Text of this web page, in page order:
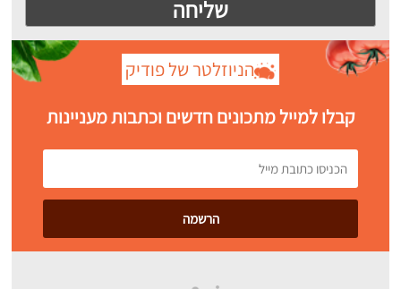
הניוזלטר של פודיק
קבלו למייל מתכונים חדשים וכתבות מעניינות